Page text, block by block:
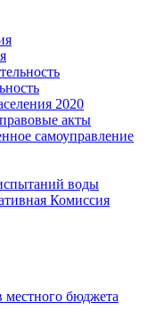
2020
акты
самоуправление
воды
Комиссия
местного бюджета